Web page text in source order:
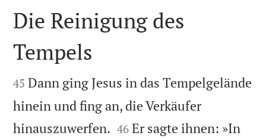

Die Reinigung des
Tempels

45 Dann ging Jesus in das Tempelgelände
hinein und fing an, die Verkäufer
hinauszuwerfen. 

46 Er sagte ihnen: »In